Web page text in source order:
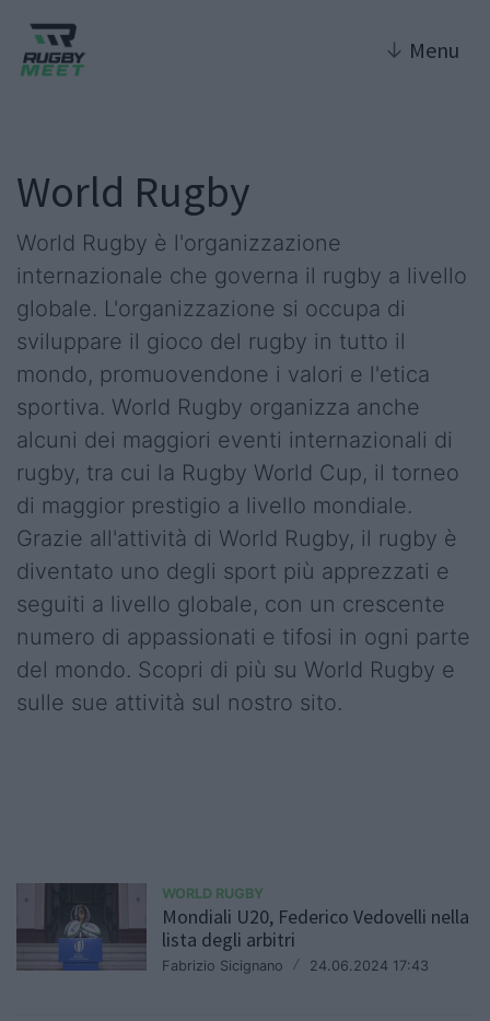
↓ Menu
World Rugby
World Rugby è l'organizzazione
internazionale che governa il rugby a livello
globale. L'organizzazione si occupa di
sviluppare il gioco del rugby in tutto il
mondo, promuovendone i valori e l'etica
sportiva. World Rugby organizza anche
alcuni dei maggiori eventi internazionali di
rugby, tra cui la Rugby World Cup, il torneo
di maggior prestigio a livello mondiale.
Grazie all'attività di World Rugby, il rugby è
diventato uno degli sport più apprezzati e
seguiti a livello globale, con un crescente
numero di appassionati e tifosi in ogni parte
del mondo. Scopri di più su World Rugby e
sulle sue attività sul nostro sito.
WORLD RUGBY
Mondiali U20, Federico Vedovelli nella
lista degli arbitri
Fabrizio Sicignano / 24.06.2024 17:43